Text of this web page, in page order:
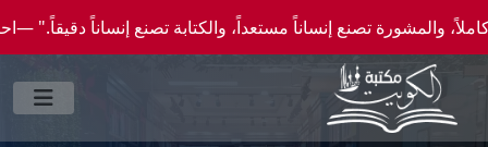
تصنع إنساناً مستعداً، والكتابة تصنع إنساناً دقيقاً." —احصل علي عروض وخصومات